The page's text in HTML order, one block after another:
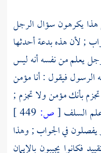
يكرهون سؤال الرجل
; لأن هذه بدعة أحدثها
يعلم من نفسه أنه ليس
الرسول فيقول : أنا مؤمن
بأنك مؤمن ولا تجزم ;
السلف [ص:
في الجواب ; وهذا
فكانوا يجيبون بالإيمان